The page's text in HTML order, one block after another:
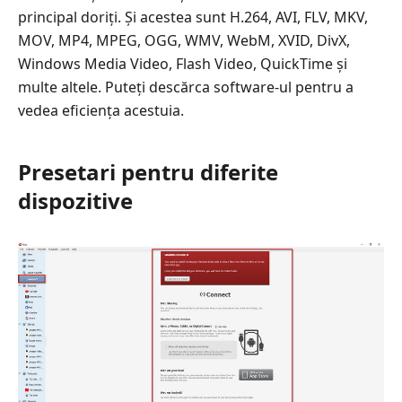
principal doriți. Și acestea sunt H.264, AVI, FLV, MKV,
MOV, MP4, MPEG, OGG, WMV, WebM, XVID, DivX,
Windows Media Video, Flash Video, QuickTime și
multe altele. Puteți descărca software-ul pentru a
vedea eficiența acestuia.
Presetari pentru diferite
dispozitive